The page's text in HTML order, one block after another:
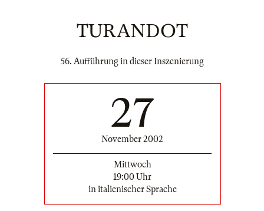
TURANDOT
56. Aufführung in dieser Inszenierung
27
November 2002
Mittwoch
19:00 Uhr
in italienischer Sprache